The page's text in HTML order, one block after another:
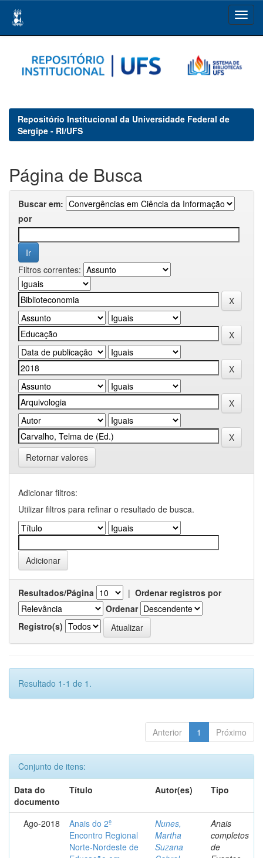
navigation
Repositório Institucional da Universidade Federal de
Sergipe - RI/UFS
Página de Busca
Buscar em:
por
Filtros correntes:
Retornar valores
Adicionar filtros:
Utilizar filtros para refinar o resultado de busca.
Resultados/Página | Ordenar registros por
Ordenar
Registro(s)
Resultado 1-1 de 1.
Anterior 1 Próximo
Conjunto de itens:
Data do
documento
Título Autor(es) Tipo
Ago-2018
Anais do 2º
Encontro Regional
Norte-Nordeste de
Nunes,
Martha
Suzana
Anais
completos
de